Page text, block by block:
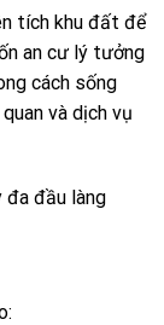
tích khu đất để
an cư lý tưởng
cách sống
và dịch vụ
đa đầu làng